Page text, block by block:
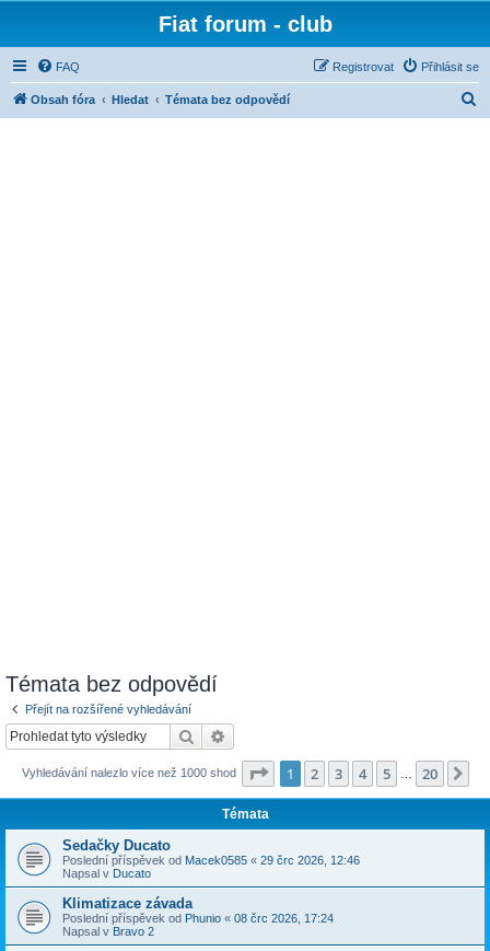
Fiat forum - club
FAQ Přihlásit se
Registrovat
Obsah fóra Hledat Témata bez odpovědí
Témata bez odpovědí
Přejít na rozšířené vyhledávání
Hledat
Vyhledávání nalezlo více než 1000 shod Stránka z 20
1 2 3 4 5 20
Témata
Sedačky Ducato
Poslední příspěvek od Macek0585 « 29 črc 2026, 12:46
Napsal v Ducato
Klimatizace závada
Poslední příspěvek od Phunio « 08 črc 2026, 17:24
Napsal v Bravo 2